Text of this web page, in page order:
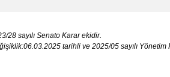
28 sayılı Senato Karar ekidir.
tarihli ve 2025/05 sayılı Yönetim